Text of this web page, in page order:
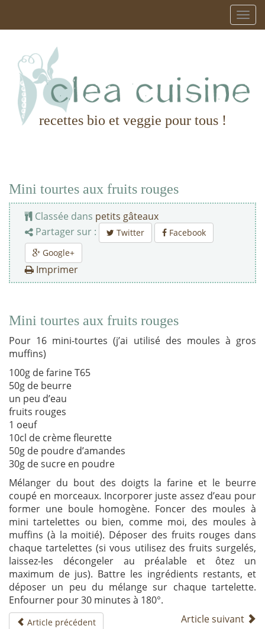
recettes bio et veggie pour tous !
Mini tourtes aux fruits rouges
Classée dans petits gâteaux
Partager sur :
Twitter
Facebook
Google+
Imprimer
Mini tourtes aux fruits rouges
Pour 16 mini-tourtes (j’ai utilisé des moules à gros
muffins)
100g de farine T65
50g de beurre
un peu d’eau
fruits rouges
1 oeuf
10cl de crème fleurette
50g de poudre d’amandes
30g de sucre en poudre
Mélanger du bout des doigts la farine et le beurre
coupé en morceaux. Incorporer juste assez d’eau pour
former une boule homogène. Foncer des moules à
mini tartelettes ou bien, comme moi, des moules à
muffins (à la moitié). Déposer des fruits rouges dans
chaque tartelettes (si vous utilisez des fruits surgelés,
laissez-les décongeler au préalable et ôtez un
maximum de jus). Battre les ingrédients restants, et
déposer un peu du mélange sur chaque tartelette.
Enfourner pour 30 minutes à 180°.
Article précédent Article suivant